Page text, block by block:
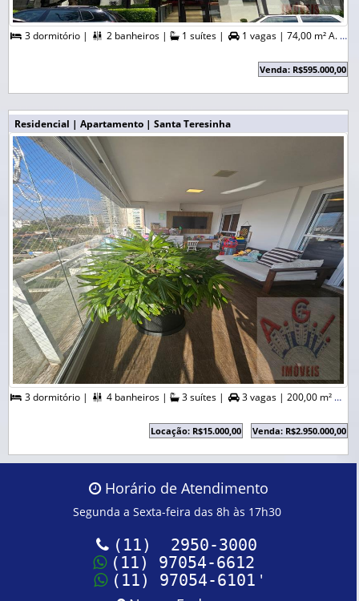
 3 dormitório |  2 banheiros | 1 suítes |  1 vagas | 74,00 m² A. Útil |
Venda: R$595.000,00
Residencial | Apartamento | Santa Teresinha
 3 dormitório |  4 banheiros | 3 suítes |  3 vagas | 200,00 m² A. Útil |
Venda: R$2.950.000,00
Locação: R$15.000,00
Horário de Atendimento
Segunda a Sexta-feira das 8h às 17h30
(11) 2950-3000
(11) 97054-6612
(11) 97054-6101 '